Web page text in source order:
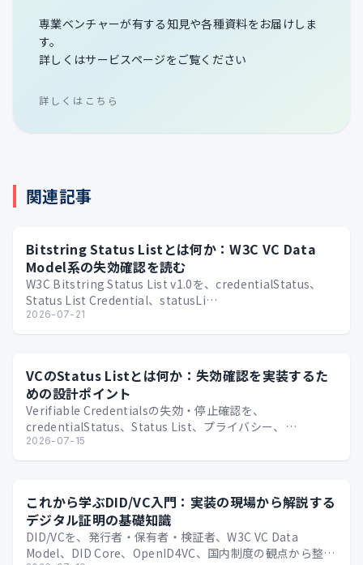
専業ベンチャーが有する知見や各種資料をお届けしま
す。
詳しくはサービスページをご覧ください
詳しくはこちら
関連記事
Bitstring Status Listとは何か：W3C VC Data
Model系の失効確認を読む
W3C Bitstring Status List v1.0を、credentialStatus、
Status List Credential、statusLi…
2026-07-21
VCのStatus Listとは何か：失効確認を実装するた
めの設計ポイント
Verifiable Credentialsの失効・停止確認を、
credentialStatus、Status List、プライバシー、
Issuer/Verif…
2026-07-15
これから学ぶDID/VC入門：実装の現場から解説する
デジタル証明の基礎知識
DID/VCを、発行者・保有者・検証者、W3C VC Data
Model、DID Core、OpenID4VC、国内制度の観点から整理